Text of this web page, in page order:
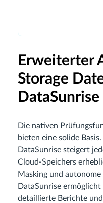
Erweiterter
Storage
DataSunrise
Die nativen
bieten eine solide
DataSunrise steigert
Cloud-Speichers
Masking und
DataSunrise
detaillierte Berichte und